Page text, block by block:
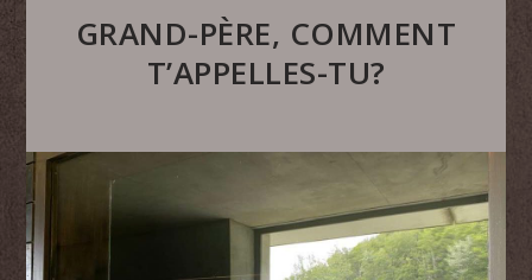
GRAND-PÈRE, COMMENT
T’APPELLES-TU?